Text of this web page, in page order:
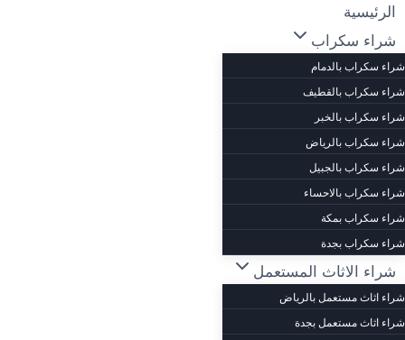
التجاوز
إلى
المحتوى
الرئيسية
شراء سكراب
شراء سكراب بالدمام
شراء سكراب بالقطيف
شراء سكراب بالخبر
شراء سكراب بالرياض
شراء سكراب بالجبيل
شراء سكراب بالاحساء
شراء سكراب بمكة
شراء سكراب بجدة
شراء الاثاث المستعمل
شراء اثاث مستعمل بالرياض
شراء اثاث مستعمل بجدة